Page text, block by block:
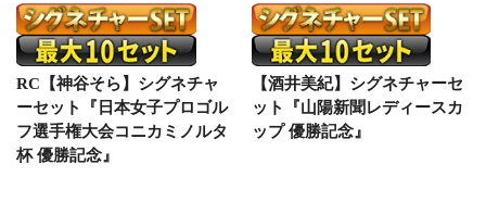
RC【神谷そら】シグネチャ
ーセット『日本女子プロゴル
フ選手権大会コニカミノルタ
杯 優勝記念』
【酒井美紀】シグネチャーセ
ット『山陽新聞レディースカ
ップ 優勝記念』